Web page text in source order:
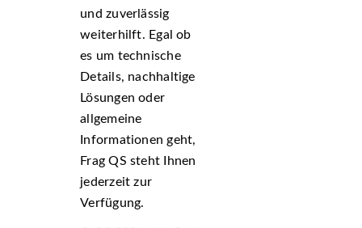
und zuverlässig
weiterhilft. Egal ob
es um technische
Details, nachhaltige
Lösungen oder
allgemeine
Informationen geht,
Frag QS steht Ihnen
jederzeit zur
Verfügung.